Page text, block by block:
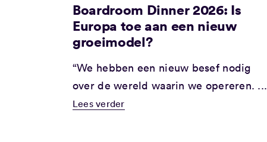
Boardroom Dinner 2026: Is
Europa toe aan een nieuw
groeimodel?
“We hebben een nieuw besef nodig
over de wereld waarin we opereren. ...
Lees verder